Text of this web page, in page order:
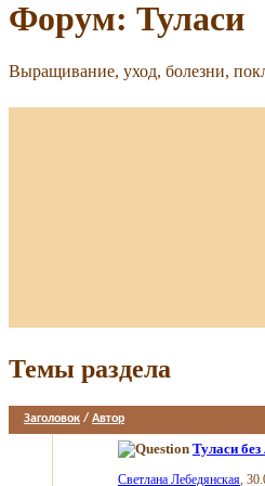
Форум: Туласи
Выращивание, уход, болезни,
Темы раздела
Заголовок / Автор
Туласи
Светлана Лебедянская,